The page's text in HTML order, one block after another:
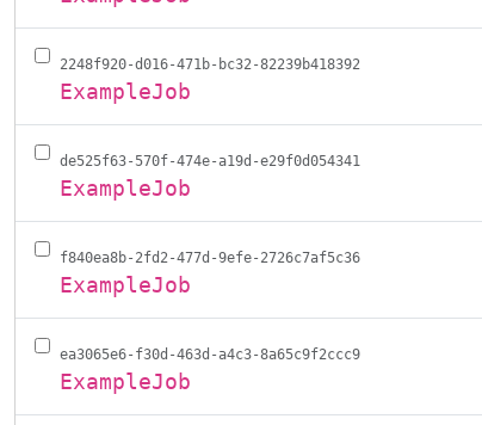
2248f920-d016-471b-bc32-82239b418392
ExampleJob
de525f63-570f-474e-a19d-e29f0d054341
ExampleJob
f840ea8b-2fd2-477d-9efe-2726c7af5c36
ExampleJob
ea3065e6-f30d-463d-a4c3-8a65c9f2ccc9
ExampleJob